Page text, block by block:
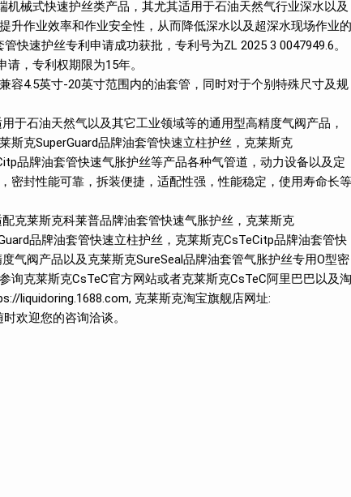
械式快速护丝类产品，其尤其适用于石油天然气行业深水以及
升作业效率和作业安全性，从而降低深水以及超深水现场作业的
快速护丝专利申请成功获批，专利号为ZL 2025 3 0047949.6。
，专利权期限为15年。
容4.5英寸-20英寸范围内的油套管，同时对于个别特殊尺寸及规
于石油天然气以及其它工业领域等的通用型高精度气阀产品，
斯克SuperGuard品牌油套管快速立柱护丝，克莱斯克
品牌油套管快速气胀护丝等产品各种气管道，动力设备以及定
密封性能可靠，拆装便捷，适配性强，性能稳定，使用寿命长等
克莱斯克科莱普品牌油套管快速气胀护丝，克莱斯克
品牌油套管快速立柱护丝，克莱斯克CsTeCitp品牌油套管快
气阀产品以及克莱斯克SureSeal品牌油套管气胀护丝专用O型密
询克莱斯克CsTeC官方网站或者克莱斯克CsTeC阿里巴巴以及淘
liquidoring.1688.com, 克莱斯克淘宝旗舰店网址:
欢迎您的咨询洽谈。